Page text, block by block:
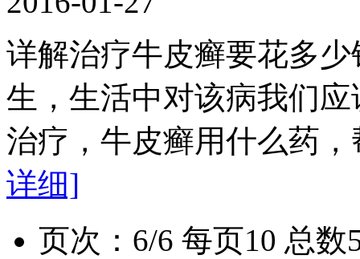
详解治疗牛皮癣要花多
生，生活中对该病我们
治疗，牛皮癣用什么药
详细]
页次：6/6 每页10 总